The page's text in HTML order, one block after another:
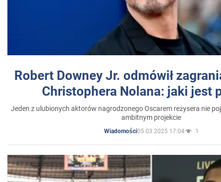
Robert Downey Jr. odmówił
Christophera Nolana: jaki jest
Jeden z ulubionych aktorów nagrodzonego Oscarem reżysera nie
ambitnym projekcie
Wiadomości05.03.2025 17:04 1